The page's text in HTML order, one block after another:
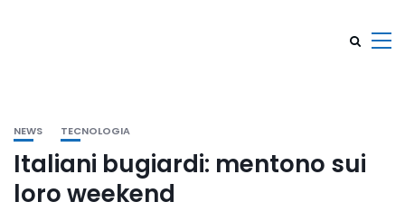
NEWS TECNOLOGIA
Italiani bugiardi: mentono sui
loro weekend